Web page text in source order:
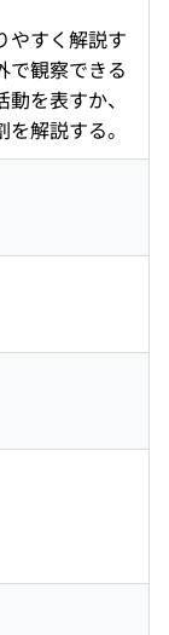
やすく解説す
で観察できる
を表すか、
解説する。